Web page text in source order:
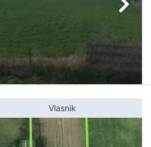
Vlasnik